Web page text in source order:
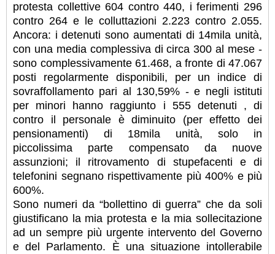
protesta collettive 604 contro 440, i ferimenti 296
contro 264 e le colluttazioni 2.223 contro 2.055.
Ancora: i detenuti sono aumentati di 14mila unità,
con una media complessiva di circa 300 al mese -
sono complessivamente 61.468, a fronte di 47.067
posti regolarmente disponibili, per un indice di
sovraffollamento pari al 130,59% - e negli istituti
per minori hanno raggiunto i 555 detenuti , di
contro il personale è diminuito (per effetto dei
pensionamenti) di 18mila unità, solo in
piccolissima parte compensato da nuove
assunzioni; il ritrovamento di stupefacenti e di
telefonini segnano rispettivamente più 400% e più
600%.
Sono numeri da “bollettino di guerra” che da soli
giustificano la mia protesta e la mia sollecitazione
ad un sempre più urgente intervento del Governo
e del Parlamento. È una situazione intollerabile